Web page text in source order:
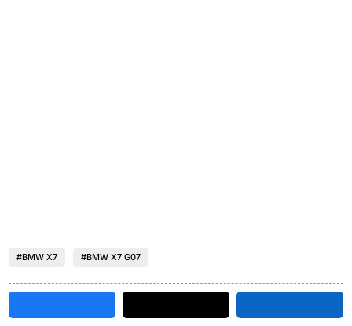
#BMW X7 #BMW X7 G07